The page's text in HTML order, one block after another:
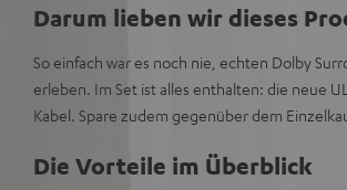
Darum lieben wir dieses
So einfach war es noch nie, echten Dolby
erleben. Im Set ist alles enthalten: die neue
Kabel. Spare zudem gegenüber dem
Die Vorteile im Überblick